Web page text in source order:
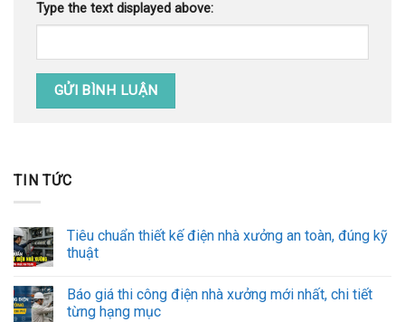
Type the text displayed above:
TIN TỨC
Tiêu chuẩn thiết kế điện nhà xưởng an toàn, đúng kỹ
thuật
Báo giá thi công điện nhà xưởng mới nhất, chi tiết
từng hạng mục